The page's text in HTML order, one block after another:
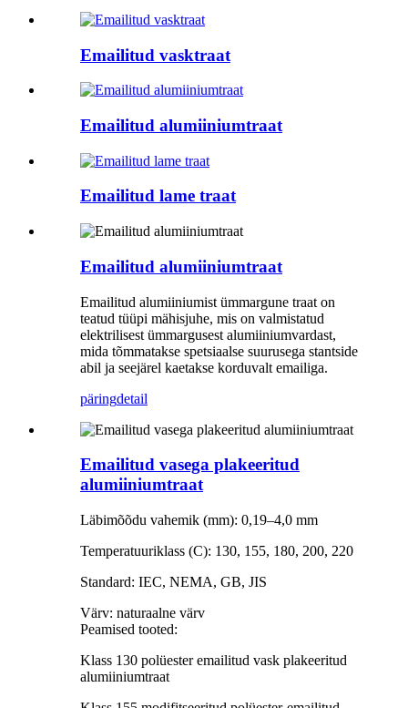
Emailitud vasktraat
Emailitud alumiiniumtraat
Emailitud lame traat
Emailitud alumiiniumtraat
Emailitud alumiiniumist ümmargune traat on
teatud tüüpi mähisjuhe, mis on valmistatud
elektrilisest ümmargusest alumiiniumvardast,
mida tõmmatakse spetsiaalse suurusega stantside
abil ja seejärel kaetakse korduvalt emailiga.
päringdetail
Emailitud vasega plakeeritud
alumiiniumtraat
Läbimõõdu vahemik (mm): 0,19–4,0 mm
Temperatuuriklass (C): 130, 155, 180, 200, 220
Standard: IEC, NEMA, GB, JIS
Värv: naturaalne värv
Peamised tooted:
Klass 130 polüester emailitud vask plakeeritud
alumiiniumtraat